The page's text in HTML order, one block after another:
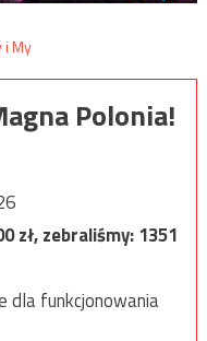
Polonia!
zł, zebraliśmy:1351
dla funkcjonowania